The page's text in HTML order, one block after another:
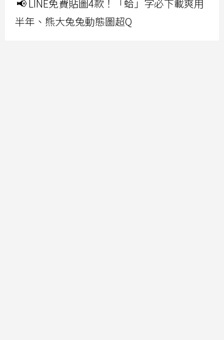
📢 LINE免費貼圖4款！「蛤」字必下載爽用
半年、熊大兔兔動態圖超Q